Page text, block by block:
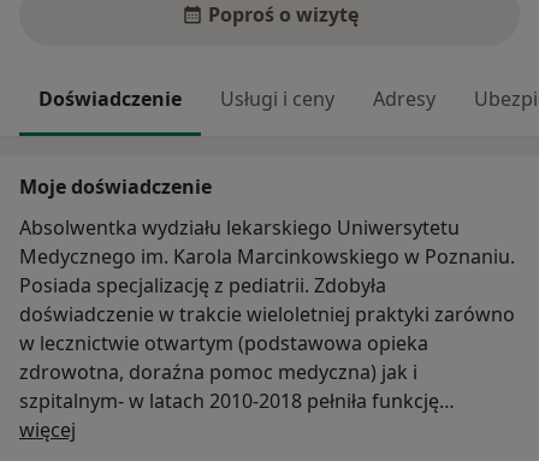
Poproś o wizytę
Doświadczenie Usługi i ceny Adresy
Moje doświadczenie
Absolwentka wydziału lekarskiego Uniwersytetu
Medycznego im. Karola Marcinkowskiego w Poznaniu.
Posiada specjalizację z pediatrii. Zdobyła
doświadczenie w trakcie wieloletniej praktyki zarówno
w lecznictwie otwartym (podstawowa opieka
zdrowotna, doraźna pomoc medyczna) jak i
szpitalnym- w latach 2010-2018 pełniła funkcję
rezydenta na Oddziale Chorób Dziecięcych WSZ im. L.
więcej